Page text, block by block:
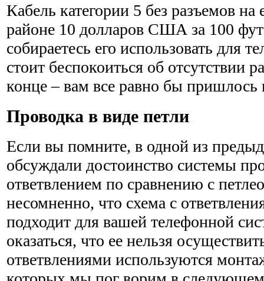
Кабель категории 5 без разъемов на
районе 10 долларов США за 100
собираетесь его использовать для
стоит беспокоиться об отсутствии
конце – вам все равно бы пришлось
Проводка в виде петли
Если вы помните, в одной из
обсуждали достоинство системы
ответвлением по сравнению с
несомненно, что схема с
подходит для вашей телефонной
оказаться, что ее нельзя
ответвлениями используются